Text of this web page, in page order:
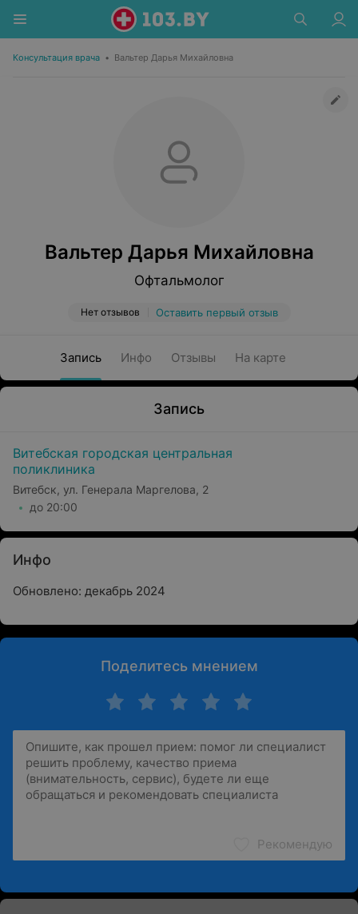
Консультация врача • Вальтер Дарья Михайловна
Вальтер Дарья Михайловна
Офтальмолог
Нет отзывов Оставить первый отзыв
Запись Инфо Отзывы На карте
Запись
Витебская городская центральная
поликлиника
Витебск, ул. Генерала Маргелова, 2
до 20:00
Инфо
Обновлено: декабрь 2024
Поделитесь мнением
Рекомендую